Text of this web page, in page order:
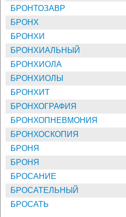
БРОНТОЗАВР
БРОНХ
БРОНХИ
БРОНХИАЛЬНЫЙ
БРОНХИОЛА
БРОНХИОЛЫ
БРОНХИТ
БРОНХОГРАФИЯ
БРОНХОПНЕВМОНИЯ
БРОНХОСКОПИЯ
БРОНЯ
БРОНЯ
БРОСАНИЕ
БРОСАТЕЛЬНЫЙ
БРОСАТЬ